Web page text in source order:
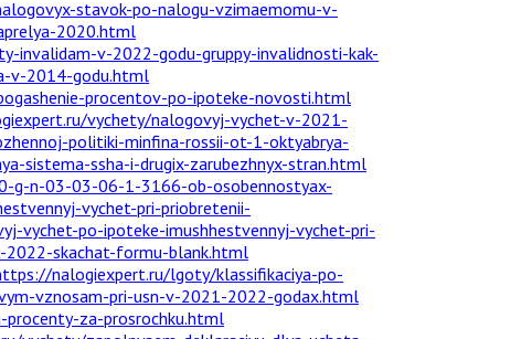
stavok-po-nalogu-vzimaemomu-v-
2020.html
v-2022-godu-gruppy-invalidnosti-kak-
v-2014-godu.html
procentov-po-ipoteke-novosti.html
vychety/nalogovyj-vychet-v-2021-
politiki-minfina-rossii-ot-1-oktyabrya-
sistema-ssha-i-drugix-zarubezhnyx-stran.html
g-n-03-03-06-1-3166-ob-osobennostyax-
vychet-pri-priobretenii-
vychet-po-ipoteke-imushhestvennyj-vychet-pri-
2022-skachat-formu-blank.html
nalogiexpert.ru/lgoty/klassifikaciya-po-
vznosam-pri-usn-v-2021-2022-godax.html
za-prosrochku.html